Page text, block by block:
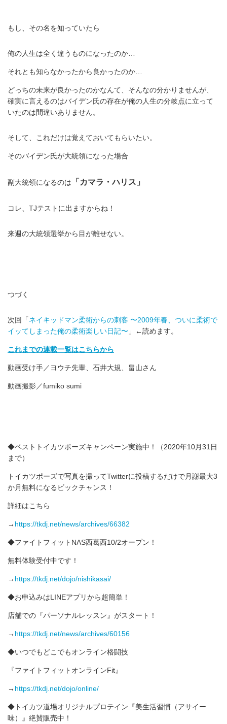
もし、その名を知っていたら
俺の人生は全く違うものになったのか…
それとも知らなかったから良かったのか…
どっちの未来が良かったのかなんて、そんなの分かりませんが、
確実に言えるのはバイデン氏の存在が俺の人生の分岐点に立って
いたのは間違いありません。
そして、これだけは覚えておいてもらいたい。
そのバイデン氏が大統領になった場合
副大統領になるのは 「カマラ・ハリス」
コレ、TJテストに出ますからね！
来週の大統領選挙から目が離せない。
つづく
次回「ネイキッドマン柔術からの刺客 〜2009年春、ついに柔術で
イッてしまった俺の柔術楽しい日記〜 」←読めます。
これまでの連載一覧はこちらから
動画受け手／ヨウチ先輩、石井大規、畠山さん
動画撮影／fumiko sumi
◆ベストトイカツポーズキャンペーン実施中！（2020年10月31日
まで）
トイカツポーズで写真を撮ってTwitterに投稿するだけで月謝最大3
か月無料になるビックチャンス！
詳細はこちら
→ https://tkdj.net/news/archives/66382
◆ファイトフィットNAS西葛西10/2オープン！
無料体験受付中です！
→ https://tkdj.net/dojo/nishikasai/
◆お申込みはLINEアプリから超簡単！
店舗での『パーソナルレッスン』がスタート！
→ https://tkdj.net/news/archives/60156
◆いつでもどこでもオンライン格闘技
‪『ファイトフィットオンラインFit』
→ https://tkdj.net/dojo/online/
◆トイカツ道場オリジナルプロテイン『美生活習慣（アサイー
味）』絶賛販売中！